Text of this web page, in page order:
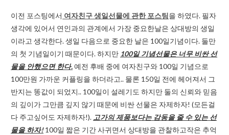
이전 포스팅에서 여자친구 생일선물에 관한 포스팅을 하였다. 필자
생각에 있어서 연인과의 관계에서 가장 중요한날은 상대방의 생일
이라고 생각한다. 생일 다음으로 중요한 날은 100일기념이다. 둘만
의 첫 기념일이기 때문이다. 하지만 100일 기념선물은 너무 비싼 선
물을 안했으면 한다.예전 후배 중에 여자친구와 100일 기념으로
100만원 가까운 커플링을 하더라고.. 물론 150일 전에 헤어져서 그
반지는 똥값이 되었지.. 100일이 설레기도 하지만 둘의 신뢰와 믿음
의 깊이가 그만큼 깊지 않기 때문에 비싼 선물은 자제하자! (모든걸
다 주고싶어도 자제하자!). 고가의 제품보다는 감동을 줄 수 있는 선
물을 하자!100일 짧은 기간 사귀면서 상대방을 관찰하고작은 추억